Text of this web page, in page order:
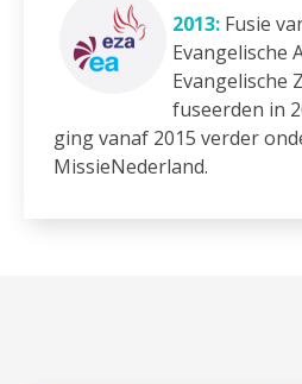
2013: Fusie
Evangelische
Evangelische
fuseerden in
ging vanaf 2015 verder
MissieNederland.